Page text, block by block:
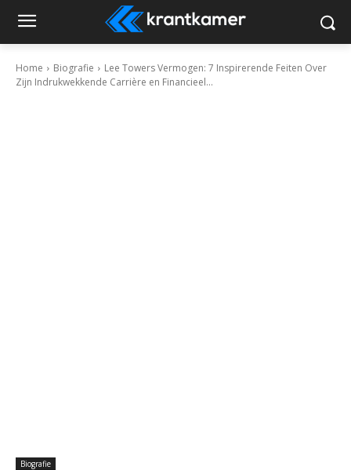
Home Biografie
Lee Towers Vermogen: 7 Inspirerende Feiten Over
Zijn Indrukwekkende Carrière en Financieel...
Biografie